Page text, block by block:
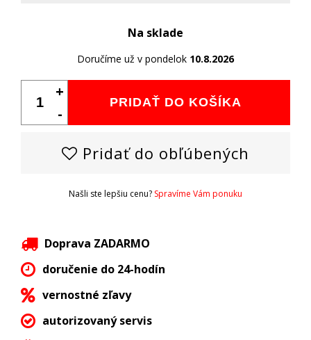
Na sklade
Doručíme už v pondelok 10.8.2026
PRIDAŤ DO KOŠÍKA
+
-
Pridať do obľúbených
Našli ste lepšiu cenu? Spravíme Vám ponuku
Doprava ZADARMO
doručenie do 24-hodín
vernostné zľavy
autorizovaný servis